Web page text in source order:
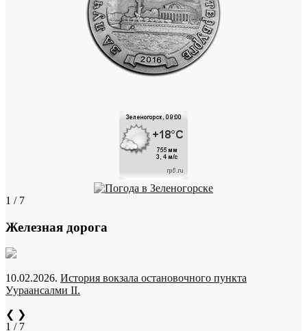
1 / 7
Железная дорога
10.02.2026. История вокзала остановочного пункта
Уураансалми II.
❮ ❯
1 / 7